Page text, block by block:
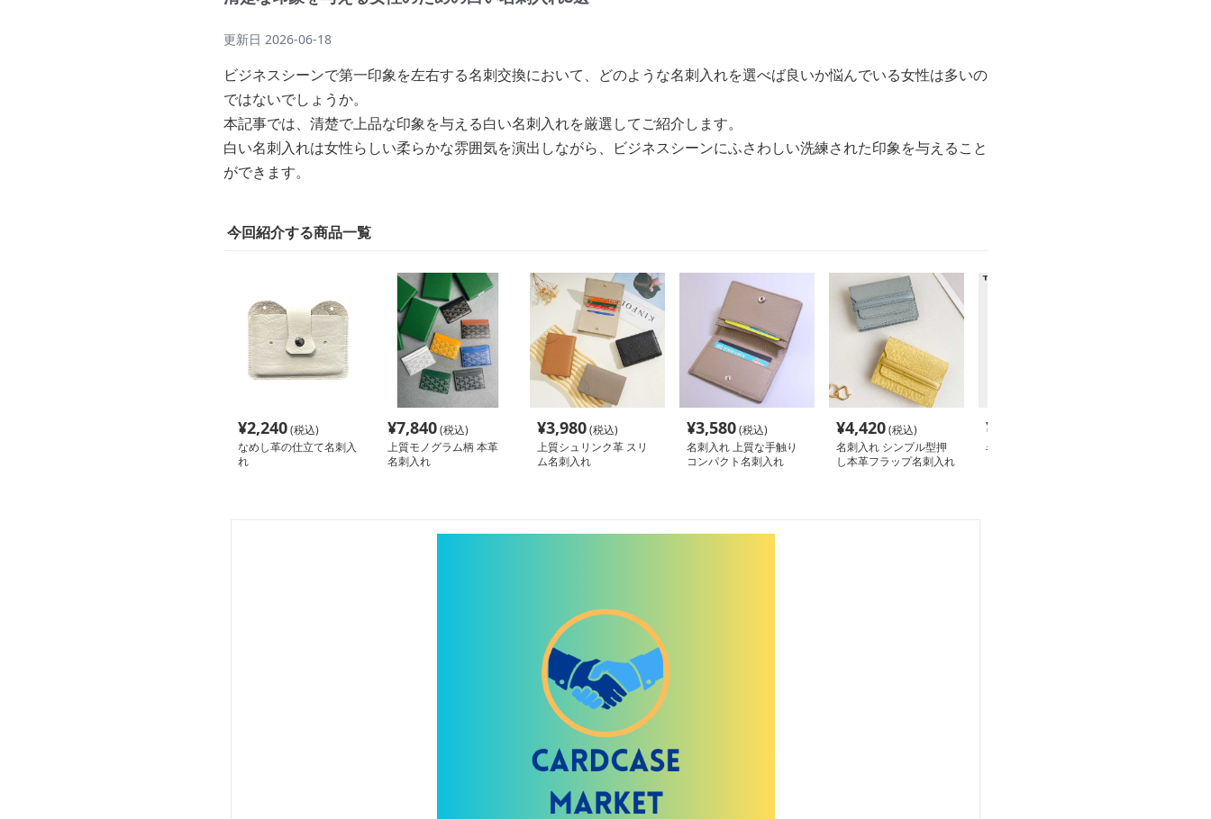
更新日 2026-06-18
ビジネスシーンで第一印象を左右する名刺交換において、どのような名刺入れを選べば良いか悩んでいる女性は多いの
ではないでしょうか。
本記事では、清楚で上品な印象を与える白い名刺入れを厳選してご紹介します。
白い名刺入れは女性らしい柔らかな雰囲気を演出しながら、ビジネスシーンにふさわしい洗練された印象を与えること
ができます。
今回紹介する商品一覧
¥2,240(税込)
なめし革の仕立て名刺入
れ
¥7,840(税込)
上質モノグラム柄 本革
名刺入れ
¥3,980(税込)
上質シュリンク革 スリ
ム名刺入れ
¥3,580(税込)
名刺入れ 上質な手触り
コンパクト名刺入れ
¥4,420(税込)
名刺入れ シンプル型押
し本革フラップ名刺入れ
¥
名刺入れ ハート付きス